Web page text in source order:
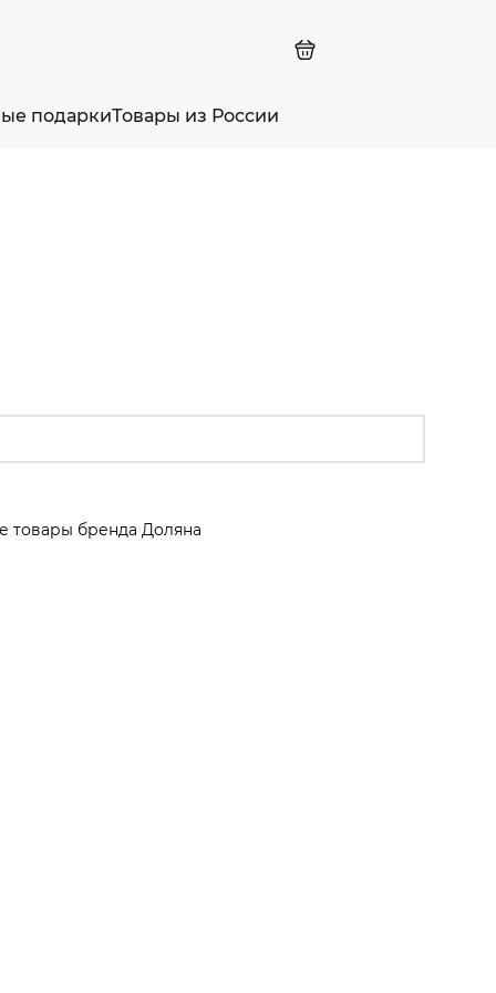
подаркиТовары из России
товары бренда Доляна